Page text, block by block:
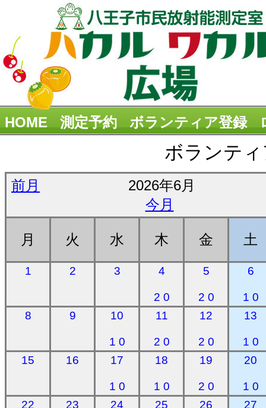
HOME 測定予約 ボランティア登録
ボランテ
前月
2026年6月
今月
月 火 水 木 金 土
1 2 3 4
2 0
5
2 0
6
1 0
8
9 10
1 0
11
2 0
12
2 0
13
1 0
15
16 17
1 0
18
1 0
19
2 0
20
1 0
22
23 24 25 26 27